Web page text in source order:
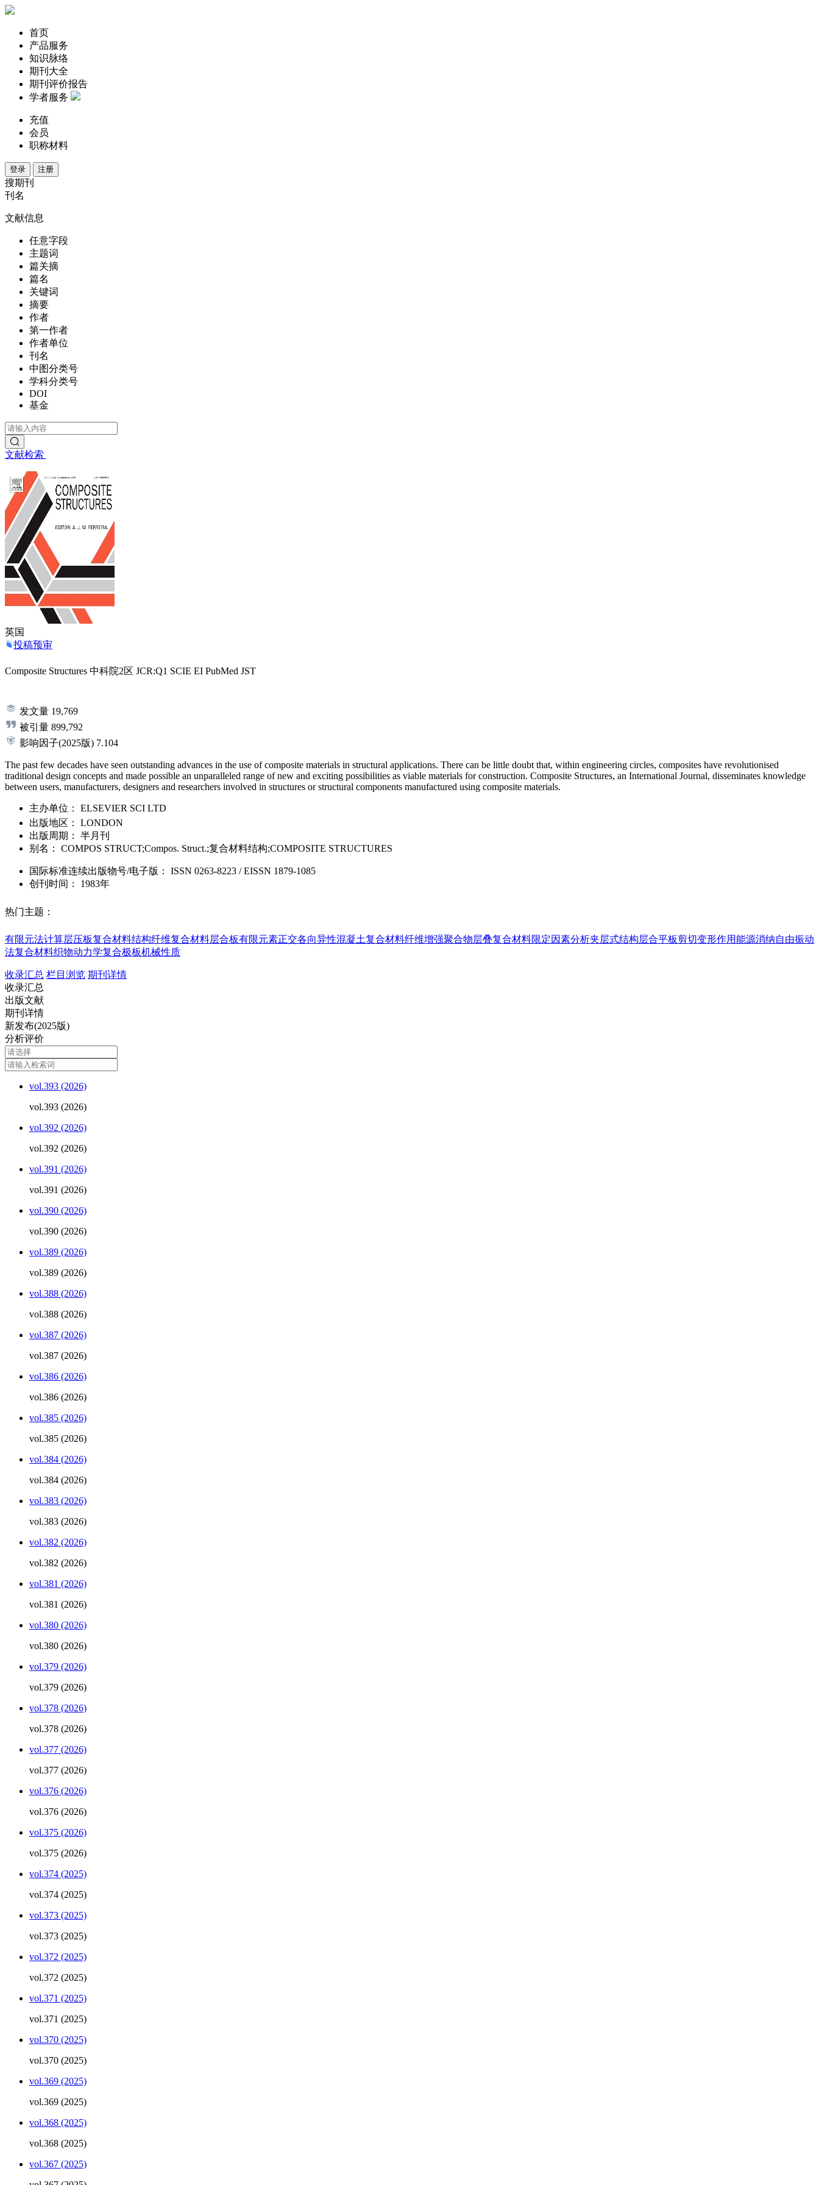
首页
产品服务
知识脉络
期刊大全
期刊评价报告
学者服务
充值
会员
职称材料
登录 注册
搜期刊
刊名
文献信息
任意字段
主题词
篇关摘
篇名
关键词
摘要
作者
第一作者
作者单位
刊名
中图分类号
学科分类号
DOI
基金
文献检索
英国
投稿预审
Composite Structures 中科院2区 JCR:Q1 SCIE EI PubMed JST
发文量 19,769
被引量 899,792
影响因子(2025版) 7.104
The past few decades have seen outstanding advances in the use of composite materials in structural applications. There can be little doubt that, within engineering circles, composites have revolutionised
traditional design concepts and made possible an unparalleled range of new and exciting possibilities as viable materials for construction. Composite Structures, an International Journal, disseminates knowledge
between users, manufacturers, designers and researchers involved in structures or structural components manufactured using composite materials.
主办单位：
ELSEVIER SCI LTD
出版地区：
LONDON
出版周期：
半月刊
别名：
COMPOS STRUCT;Compos. Struct.;复合材料结构;COMPOSITE STRUCTURES
国际标准连续出版物号/电子版 ： ISSN 0263-8223 / EISSN 1879-1085
创刊时间：
1983年
热门主题：
有限元法计算层压板复合材料结构纤维复合材料层合板有限元素正交各向异性混凝土复合材料纤维增强聚合物层叠复合材料限定因素分析夹层式结构层合平板剪切变形作用能源消纳自由振动
法复合材料织物动力学复合极板机械性质
收录汇总 栏目浏览 期刊详情
收录汇总
出版文献
期刊详情
新发布(2025版)
分析评价
vol.393 (2026)
vol.393 (2026)
vol.392 (2026)
vol.392 (2026)
vol.391 (2026)
vol.391 (2026)
vol.390 (2026)
vol.390 (2026)
vol.389 (2026)
vol.389 (2026)
vol.388 (2026)
vol.388 (2026)
vol.387 (2026)
vol.387 (2026)
vol.386 (2026)
vol.386 (2026)
vol.385 (2026)
vol.385 (2026)
vol.384 (2026)
vol.384 (2026)
vol.383 (2026)
vol.383 (2026)
vol.382 (2026)
vol.382 (2026)
vol.381 (2026)
vol.381 (2026)
vol.380 (2026)
vol.380 (2026)
vol.379 (2026)
vol.379 (2026)
vol.378 (2026)
vol.378 (2026)
vol.377 (2026)
vol.377 (2026)
vol.376 (2026)
vol.376 (2026)
vol.375 (2026)
vol.375 (2026)
vol.374 (2025)
vol.374 (2025)
vol.373 (2025)
vol.373 (2025)
vol.372 (2025)
vol.372 (2025)
vol.371 (2025)
vol.371 (2025)
vol.370 (2025)
vol.370 (2025)
vol.369 (2025)
vol.369 (2025)
vol.368 (2025)
vol.368 (2025)
vol.367 (2025)